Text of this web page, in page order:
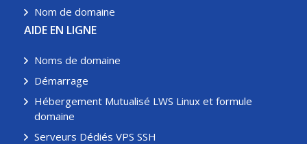
Nom de domaine
AIDE EN LIGNE
Noms de domaine
Démarrage
Hébergement Mutualisé LWS Linux et formule
domaine
Serveurs Dédiés VPS SSH